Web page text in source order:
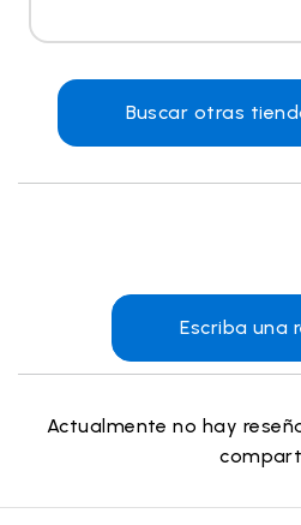
Buscar otras
Escriba una
Actualmente no hay